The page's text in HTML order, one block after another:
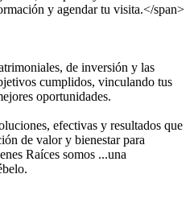
y agendar tu visita.</span>
de inversión y las
cumplidos, vinculando tus
oportunidades.
efectivas y resultados que
de valor y bienestar para
Raíces somos ...una